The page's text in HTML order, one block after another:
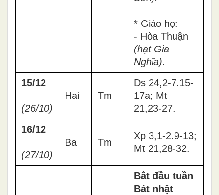
* Giáo họ:
- Hòa Thuận
(hạt Gia
Nghĩa).
15/12
(26/10)
Hai Tm
Ds 24,2-7.15-
17a; Mt
21,23-27.
16/12
(27/10)
Ba Tm
Xp 3,1-2.9-13;
Mt 21,28-32.
Bắt đầu tuần
Bát nhật